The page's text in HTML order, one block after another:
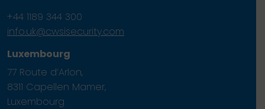
+44 1189 344 300
info.uk@cwsisecurity.com
Luxembourg
77 Route d’Arlon,
8311 Capellen Mamer,
Luxembourg